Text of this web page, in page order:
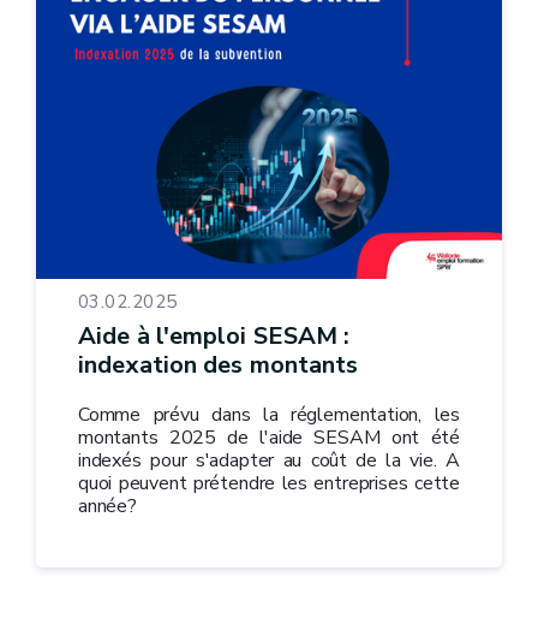
03.02.2025
Aide à l'emploi SESAM :
indexation des montants
Comme prévu dans la réglementation, les
montants 2025 de l'aide SESAM ont été
indexés pour s'adapter au coût de la vie. A
quoi peuvent prétendre les entreprises cette
année?